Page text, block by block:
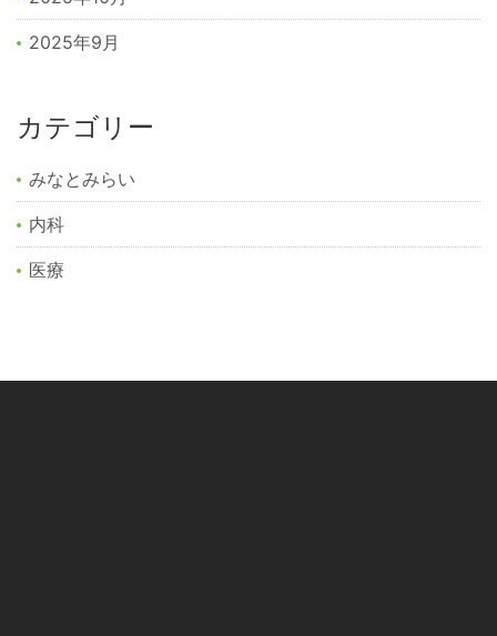
2025年9月
カテゴリー
みなとみらい
内科
医療